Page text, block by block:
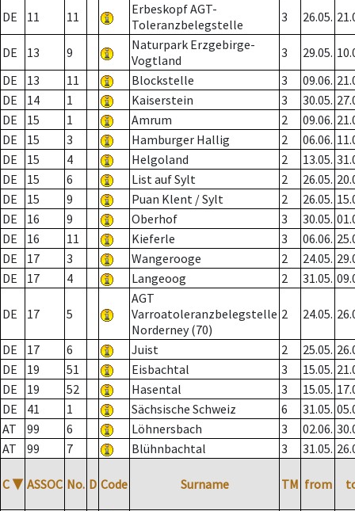
DE 11 11
Erbeskopf AGT-
Toleranzbelegstelle
3 26.05.
DE 13 9
Naturpark Erzgebirge-
Vogtland
3 29.05.
DE
13 11 Blockstelle 3 09.06.
DE
14 1 Kaiserstein 3 30.05.
DE
15 1 Amrum 2 09.06.
DE
15 3 Hamburger Hallig 2 06.06.
DE
15 4 Helgoland 2 13.05.
DE
15 6 List auf Sylt 2 26.05.
DE
15 9 Puan Klent / Sylt 2 26.05.
DE
16 9 Oberhof 3 30.05.
DE
16 11 Kieferle 3 06.06.
DE
17 3 Wangerooge 2 24.05.
DE
17 4 Langeoog 2 31.05.
DE 17 5
AGT
Varroatoleranzbelegstelle
Norderney (70)
2 24.05.
DE 17 6 Juist 2 25.05.
DE
19 51 Eisbachtal 3 15.05.
DE
19 52 Hasental 3 15.05.
DE
41 1 Sächsische Schweiz 6 31.05.
AT
99 6 Löhnersbach 3 02.06.
AT
99 7 Blühnbachtal 3 31.05.
C ▼ ASSOC No. D Code Surname TM from